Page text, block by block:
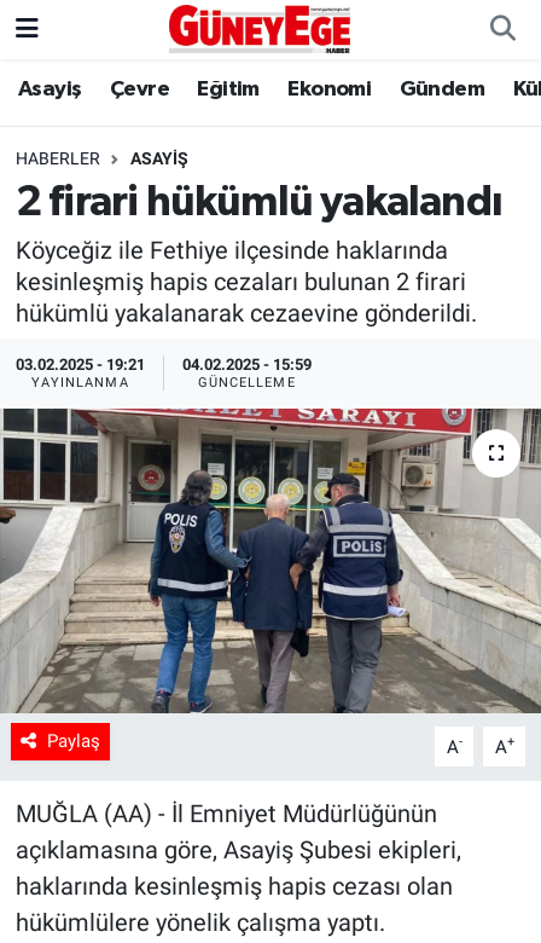
Asayiş Çevre Eğitim Ekonomi Gündem
HABERLER ASAYIŞ
2 firari hükümlü yakalandı
Köyceğiz ile Fethiye ilçesinde haklarında
kesinleşmiş hapis cezaları bulunan 2 firari
hükümlü yakalanarak cezaevine gönderildi.
03.02.2025 - 19:21
YAYINLANMA
04.02.2025 - 15:59
GÜNCELLEME
Paylaş A- A+
MUĞLA (AA) - İl Emniyet Müdürlüğünün
açıklamasına göre, Asayiş Şubesi ekipleri,
haklarında kesinleşmiş hapis cezası olan
hükümlülere yönelik çalışma yaptı.
Asayiş
Çevre
Eğitim
Ekonomi
Magazin
Politika
Sağlık
Spor
Yaşam
İstanbul Hava Durumu
İstanbul Trafik Yoğunluk Haritası
Süper Lig Puan Durumu ve Fikstür
Tüm Manşetler